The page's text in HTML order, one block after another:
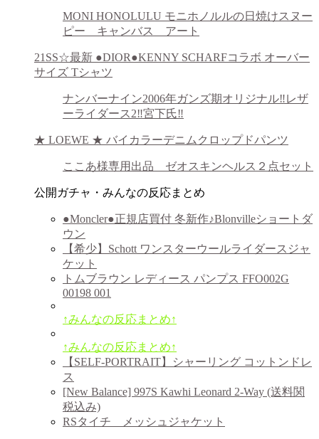
MONI HONOLULU モニホノルルの日焼けスヌー
ピー キャンバス アート
21SS☆最新 ●DIOR●KENNY SCHARFコラボ オーバー
サイズ Tシャツ
ナンバーナイン2006年ガンズ期オリジナル‼️レザ
ーライダース2‼️宮下氏‼️
★ LOEWE ★ バイカラーデニムクロップドパンツ
ここあ様専用出品 ゼオスキンヘルス２点セット
公開ガチャ・みんなの反応まとめ
●Moncler●正規店買付 冬新作♪Blonvilleショートダ
ウン
【希少】Schott ワンスターウールライダースジャ
ケット
トムブラウン レディース パンプス FFO002G
00198 001
↑みんなの反応まとめ↑
↑みんなの反応まとめ↑
【SELF-PORTRAIT】シャーリング コットンドレ
ス
[New Balance] 997S Kawhi Leonard 2-Way (送料関
税込み)
RSタイチ メッシュジャケット